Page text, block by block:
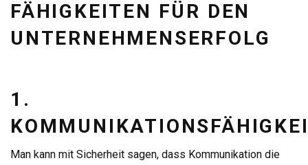
FÄHIGKEITEN FÜR DEN
UNTERNEHMENSERFOLG
1.
Man kann mit Sicherheit sagen, dass Kommunikation die